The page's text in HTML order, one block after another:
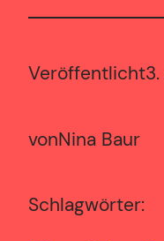
Veröffentlicht
vonNina Baur
Schlagwörter: